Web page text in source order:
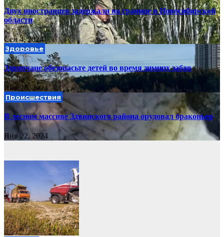
Двух иностранцев задержали на границе в Новосибирской
области
Сен 4, 2024
Здоровье
Здвинчане обезопасьте детей во время зимних забав
Янв 28, 2024
Происшествия
В лесном массиве Здвинского района орудовал браконьер
Янв 22, 2024